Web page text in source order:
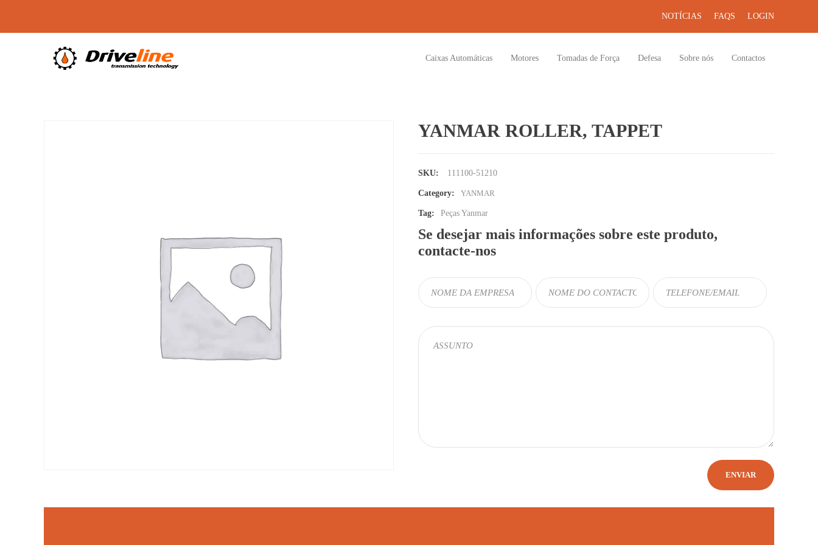
NOTÍCIAS FAQS LOGIN
Caixas Automáticas Motores Tomadas de Força Defesa Sobre nós Contactos
YANMAR ROLLER, TAPPET
SKU: 111100-51210
Category: YANMAR
Tag: Peças Yanmar
Se desejar mais informações sobre este produto,
contacte-nos